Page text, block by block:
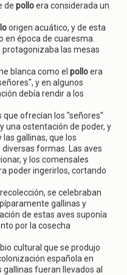
de polloera considerada un
origen acuático, y de esta
época de cuaresma.
las mesas
blanca como el polloera
y en algunos
debía rendir a los
que ofrecían los "señores"
una ostentación de poder, y
las gallinas, que los
formas. Las aves
y los comensales
poder ingerirlos, cortando
se celebraban
gallinas y
de estas aves suponía
por la cosecha
cultural que se produjo
española en
gallinas fueran llevados al